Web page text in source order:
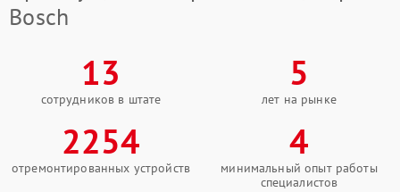
Bosch
13
сотрудников в штате
5
лет на рынке
2254
отремонтированных устройств
4
минимальный опыт работы
специалистов